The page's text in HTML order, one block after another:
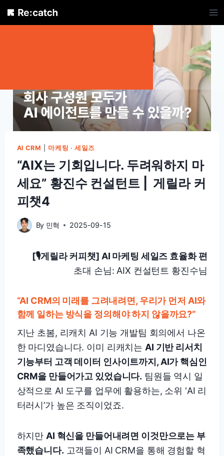
Skip
AI CRM 마케팅 · 세일즈
“AIX는 기회입니다. 두려워하지 마
세요” 황진수 컨설턴트 | 게릴라 커
피챗4
By 민혁 2025-09-15
[🎙️게릴라 커피챗] AI 마케팅 세일즈 효율화 편
초대 손님: AIX 컨설턴트 황진수님
“AI CRM의 미래를 그려내려면, 우리가 먼저 AI와
함께 일하는 방식을 정의해야 하지 않을까요?”
지난 초봄, 리캐치 AI 기능 개발팀 회의에서 나온
한 마디였습니다. 이미 리캐치는 AI 기반 리서치
기능부터 고객 데이터 인사이트까지, AI가 핵심인
CRM을 만들어가고 있었습니다. 팀원들 역시 일
상적으로 AI 도구를 업무에 활용하는, 소위 ‘AI 리
터러시’가 높은 조직이었죠.
하지만 AI 혁신을 만들어내려면 이것만으로는 부
족했습니다. 고객들이 AI CRM을 통해 경험할 혁